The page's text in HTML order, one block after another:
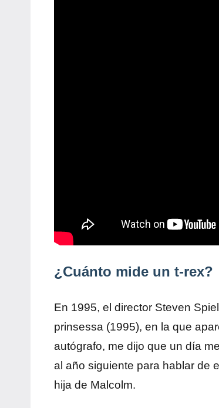
¿Cuánto mide un t-rex?
En 1995, el director Steven
prinsessa (1995), en la que
autógrafo, me dijo que un día
al año siguiente para hablar de
hija de Malcolm.